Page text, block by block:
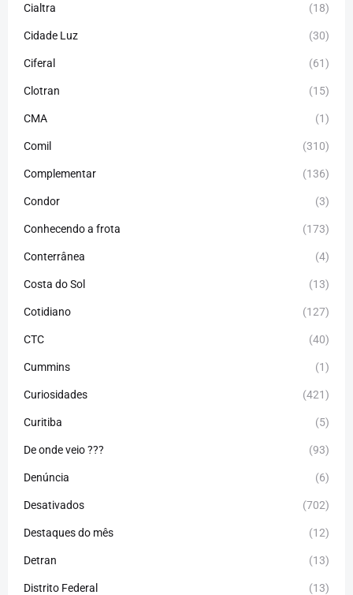
Cialtra (18)
Cidade Luz (30)
Ciferal (61)
Clotran (15)
CMA (1)
Comil (310)
Complementar (136)
Condor (3)
Conhecendo a frota (173)
Conterrânea (4)
Costa do Sol (13)
Cotidiano (127)
CTC (40)
Cummins (1)
Curiosidades (421)
Curitiba (5)
De onde veio ??? (93)
Denúncia (6)
Desativados (702)
Destaques do mês (12)
Detran (13)
Distrito Federal (13)